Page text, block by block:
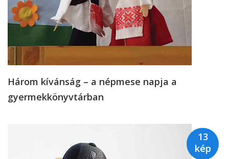
Három kívánság – a népmese napja a
gyermekkönyvtárban
13
kép